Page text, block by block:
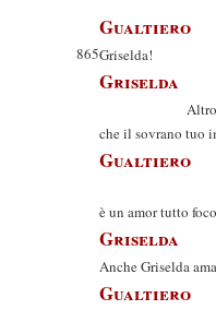
Gualtiero
865Griselda!
Griselda
Altro non
che il sovrano tuo
Gualtiero
è un amor tutto
Griselda
Anche Griselda
Gualtiero